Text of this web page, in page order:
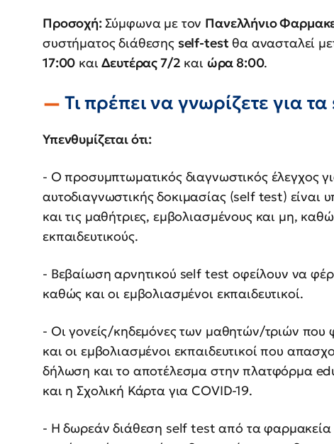
Προσοχή:Σύμφωνα με τον Πανελλήνιο
συστήματος διάθεσης self-testθα ανασταλεί
17:00 καιΔευτέρας 7/2 και ώρα 8:00.
Τι πρέπει να γνωρίζετε για
Υπενθυμίζεται ότι:
- Ο προσυμπτωματικός διαγνωστικός έλεγχος
αυτοδιαγνωστικής δοκιμασίας (self test) είναι
και τις μαθήτριες, εμβολιασμένους και μη,
εκπαιδευτικούς.
- Βεβαίωση αρνητικού self test οφείλουν να
καθώς και οι εμβολιασμένοι εκπαιδευτικοί.
- Οι γονείς/κηδεμόνες των μαθητών/τριών που
και οι εμβολιασμένοι εκπαιδευτικοί που
δήλωση και το αποτέλεσμα στην πλατφόρμα
και η Σχολική Κάρτα για COVID-19.
- Η δωρεάν διάθεση self test από τα φαρμακεία